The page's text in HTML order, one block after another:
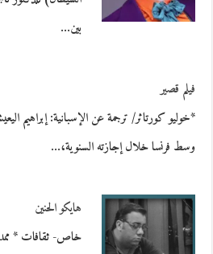
بين…
فيلم قصير
*خوليو كورتاثر/ ترجمة عن الإسبانية: إبراهيم
وسط فرنسا خلال إجازته السنوية،…
هايكو الحنين